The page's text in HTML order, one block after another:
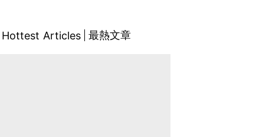
Hottest Articles 最熱文章